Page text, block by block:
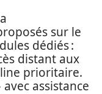
sur le
dédiés :
distant aux
prioritaire.
assistance